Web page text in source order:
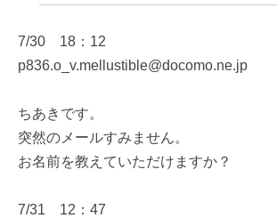
7/30 18：12
p836.o_v.mellustible@docomo.ne.jp
ちあきです。
突然のメールすみません。
お名前を教えていただけますか？
7/31 12：47